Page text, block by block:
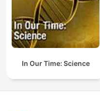
In Our Time: Science